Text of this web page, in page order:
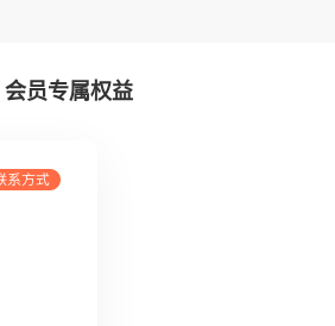
会员专属权益